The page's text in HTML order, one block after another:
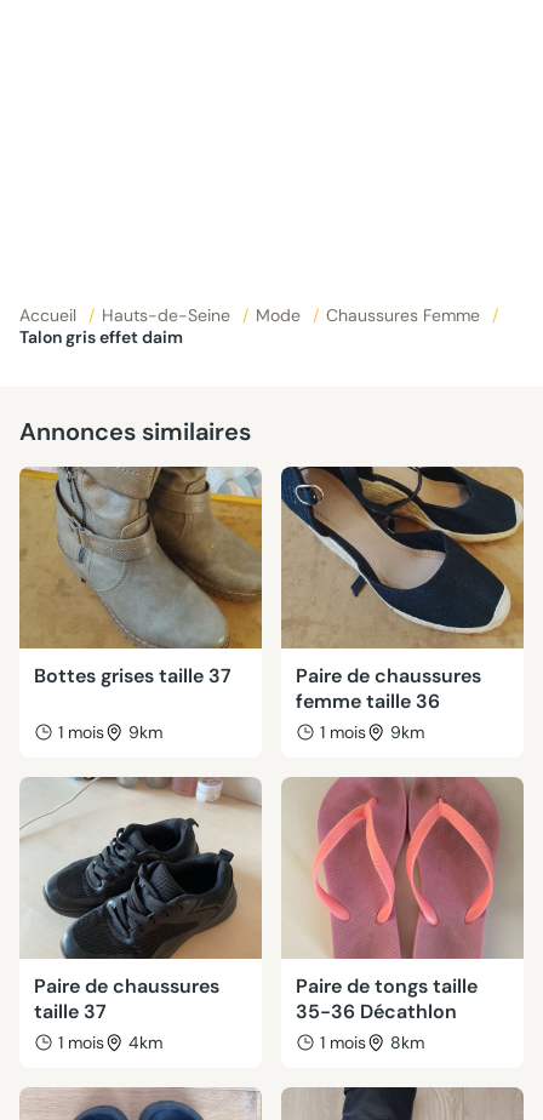
Accueil / Hauts-de-Seine / Mode / Chaussures Femme
/
Talon gris effet daim
Annonces similaires
Bottes grises taille 37
1 mois 9km
Paire de chaussures
femme taille 36
1 mois 9km
Paire de chaussures
taille 37
1 mois 4km
Paire de tongs taille
35-36 Décathlon
1 mois 8km